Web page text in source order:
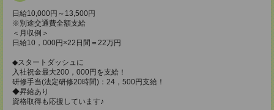
日給10,000円～13,500円
※別途交通費全額支給
＜月収例＞
日給10，000円×22日間＝22万円
◆スタートダッシュに
入社祝金最大200，000円を支給！
研修手当(法定研修20時間)：24，500円支給！
◆昇給あり
資格取得も応援しています♪